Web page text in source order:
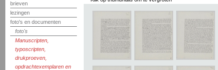
brieven
lezingen
foto's en documenten
foto's
Manuscripten,
typoscripten,
drukproeven,
opdrachtexemplaren en